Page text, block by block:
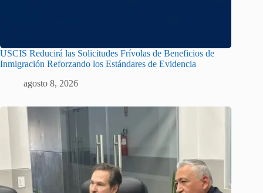
USCIS Reducirá las Solicitudes Frívolas de Beneficios de
Inmigración Reforzando los Estándares de Evidencia
agosto 8, 2026